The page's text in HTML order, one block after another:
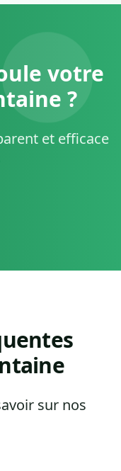
votre
?
et efficace
sur nos